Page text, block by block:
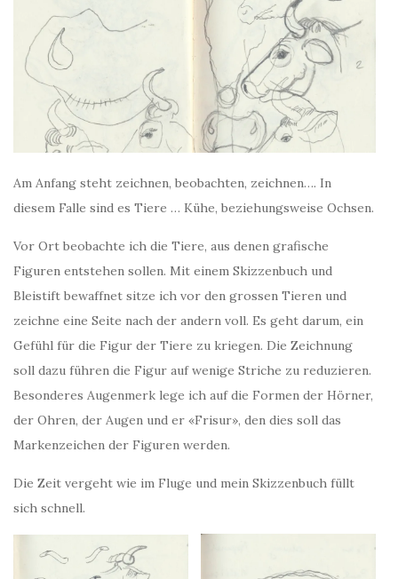
Am Anfang steht zeichnen, beobachten, zeichnen…. In
diesem Falle sind es Tiere … Kühe, beziehungsweise Ochsen.
Vor Ort beobachte ich die Tiere, aus denen grafische
Figuren entstehen sollen. Mit einem Skizzenbuch und
Bleistift bewaffnet sitze ich vor den grossen Tieren und
zeichne eine Seite nach der andern voll. Es geht darum, ein
Gefühl für die Figur der Tiere zu kriegen. Die Zeichnung
soll dazu führen die Figur auf wenige Striche zu reduzieren.
Besonderes Augenmerk lege ich auf die Formen der Hörner,
der Ohren, der Augen und er «Frisur», den dies soll das
Markenzeichen der Figuren werden.
Die Zeit vergeht wie im Fluge und mein Skizzenbuch füllt
sich schnell.